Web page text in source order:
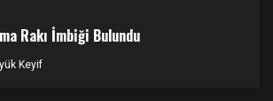
Rakı İmbiği Bulundu
Keyif